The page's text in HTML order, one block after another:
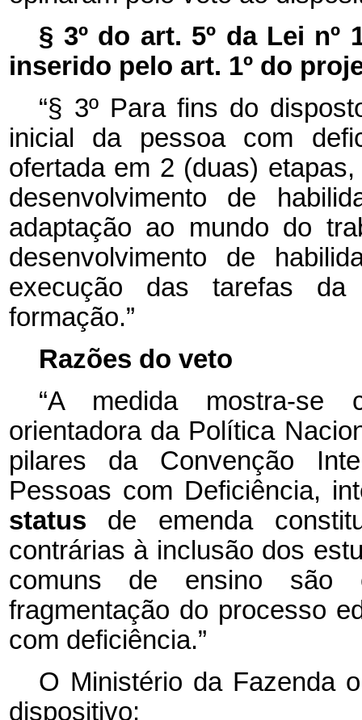
§ 3º do art. 5º da Lei nº
inserido pelo art. 1º do
“§ 3º Para fins do
inicial da pessoa com
ofertada em 2 (duas)
desenvolvimento de
adaptação ao mundo do
desenvolvimento de
execução das tarefas
formação.”
Razões do veto
“A medida mostra-se
orientadora da Política
pilares da Convenção
Pessoas com Deficiência,
status de emenda
contrárias à inclusão dos
comuns de ensino são
fragmentação do processo
com deficiência.”
O Ministério da Fazenda
dispositivo: